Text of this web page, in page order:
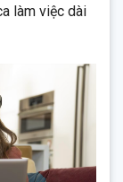
làm việc dài